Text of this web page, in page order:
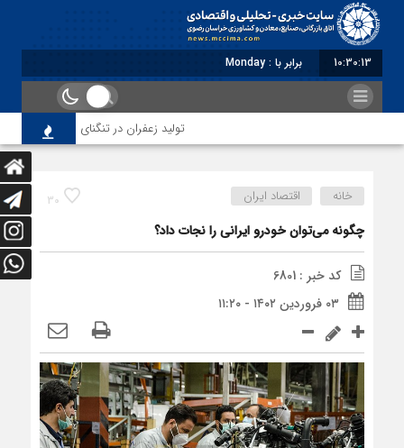
10:30:14 برابر با : Monday - 10 August - 2026
تولید زعفران در تنگنای مقررات ارزی و
30 خانه اقتصاد ایران
چگونه می‌توان خودرو ایرانی را نجات داد؟
کد خبر : 6801
۰۳ فروردین ۱۴۰۲ - ۱۱:۲۰